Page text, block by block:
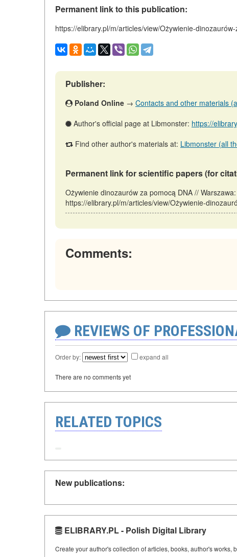
Permanent link to this publication:
https://elibrary.pl/m/articles/view/Ożywienie-
Publisher:
Poland Online → Contacts and other materials
Author's official page at Libmonster: https://
Find other author's materials at: Libmonster (all
Permanent link for scientific papers (for
Ożywienie dinozaurów za pomocą DNA //
https://elibrary.pl/m/articles/view/Ożywienie-
Comments:
REVIEWS OF
Order by: expand all
There are no comments yet
RELATED TOPICS
New publications:
ELIBRARY.PL - Polish Digital Library
Create your author's collection of articles, books, author's